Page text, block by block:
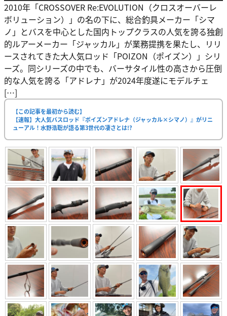
2010年「CROSSOVER Re:EVOLUTION（クロスオーバーレ
ボリューション）」の名の下に、総合釣具メーカー「シマ
ノ」とバスを中心とした国内トップクラスの人気を誇る独創
的ルアーメーカー「ジャッカル」が業務提携を果たし、リリ
ースされてきた大人気ロッド「POIZON（ポイズン）」シリ
ーズ。同シリーズの中でも、バーサタイル性の高さから圧倒
的な人気を誇る「アドレナ」が2024年度遂にモデルチェ
[…]
【この記事を最初から読む】
【速報】大人気バスロッド『ポイズンアドレナ（ジャッカル×シマノ）』がリニ
ューアル！水野浩聡が語る第3世代の凄さとは!?